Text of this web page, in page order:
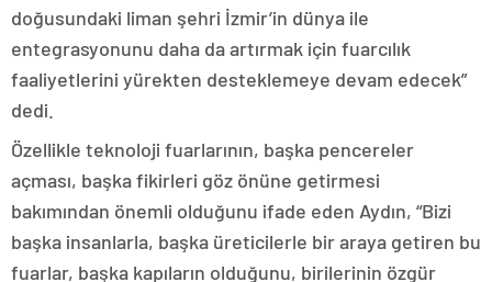
doğusundaki liman şehri İzmir’in dünya ile
entegrasyonunu daha da artırmak için fuarcılık
faaliyetlerini yürekten desteklemeye devam edecek”
dedi.
Özellikle teknoloji fuarlarının, başka pencereler
açması, başka fikirleri göz önüne getirmesi
bakımından önemli olduğunu ifade eden Aydın, “Bizi
başka insanlarla, başka üreticilerle bir araya getiren bu
fuarlar, başka kapıların olduğunu, birilerinin özgür